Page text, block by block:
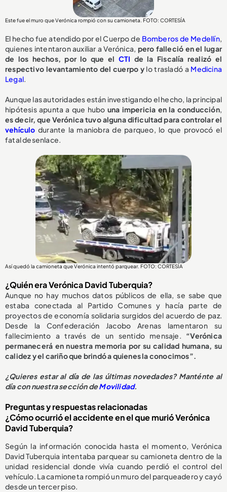
Este fue el muro que Verónica rompió con su camioneta. FOTO: CORTESÍA
El hecho fue atendido por el Cuerpo de Bomberos de Medellín,
quienes intentaron auxiliar a Verónica, pero falleció en el lugar
de los hechos, por lo que el CTI de la Fiscalía realizó el
respectivo levantamiento del cuerpo y lo trasladó a Medicina
Legal.
Aunque las autoridades están investigando el hecho, la principal
hipótesis apunta a que hubo una impericia en la conducción,
es decir, que Verónica tuvo alguna dificultad para controlar el
vehículo durante la maniobra de parqueo, lo que provocó el
fatal desenlace.
Así quedó la camioneta que Verónica intentó parquear. FOTO: CORTESÍA
¿Quién era Verónica David Tuberquia?
Aunque no hay muchos datos públicos de ella, se sabe que
estaba conectada al Partido Comunes y hacía parte de
proyectos de economía solidaria surgidos del acuerdo de paz.
Desde la Confederación Jacobo Arenas lamentaron su
fallecimiento a través de un sentido mensaje. “Verónica
permanecerá en nuestra memoria por su calidad humana, su
calidez y el cariño que brindó a quienes la conocimos”.
¿Quieres estar al día de las últimas novedades? Manténte al
día con nuestra sección deMovilidad.
Preguntas y respuestas relacionadas
¿Cómo ocurrió el accidente en el que murió Verónica
David Tuberquia?
Según la información conocida hasta el momento, Verónica
David Tuberquia intentaba parquear su camioneta dentro de la
unidad residencial donde vivía cuando perdió el control del
vehículo. La camioneta rompió un muro del parqueadero y cayó
desde un tercer piso.